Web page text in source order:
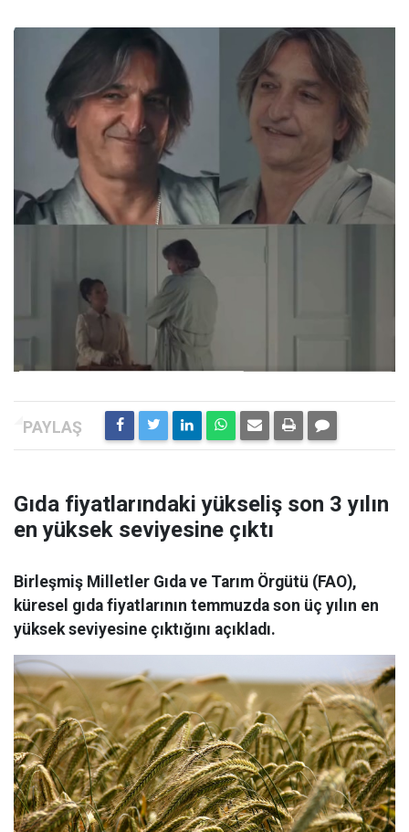
Gıda fiyatlarındaki yükseliş son 3 yılın
en yüksek seviyesine çıktı
Birleşmiş Milletler Gıda ve Tarım Örgütü (FAO),
küresel gıda fiyatlarının temmuzda son üç yılın en
yüksek seviyesine çıktığını açıkladı.